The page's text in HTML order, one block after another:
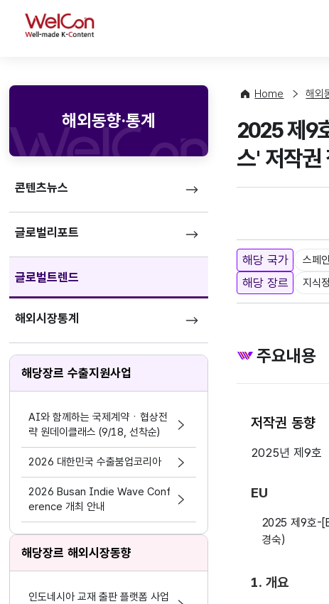
WelCon
해외동향·통계
콘텐츠뉴스
글로벌리포트
글로벌트렌드
해외시장통계
해당장르 수출지원사업
AI와 함께하는 국제계약ㆍ협상전
략 원데이클래스 (9/18, 선착순)
2026 대한민국 수출붐업코리아
2026 Busan Indie Wave Conf
erence 개최 안내
해당장르 해외시장동향
인도네시아 교재 출판 플랫폼 사업
Home 해외
2025 제9
스' 저작권
해당 국가 스페인
해당 장르 지식
주요내용
저작권 동향
2025년 제9호
EU
2025 제9호-
경숙)
1. 개요